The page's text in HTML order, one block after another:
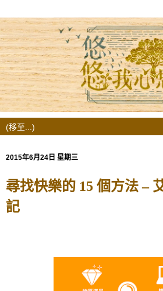
2015年6月24日 星期三
尋找快樂的 15 個方法 –
記